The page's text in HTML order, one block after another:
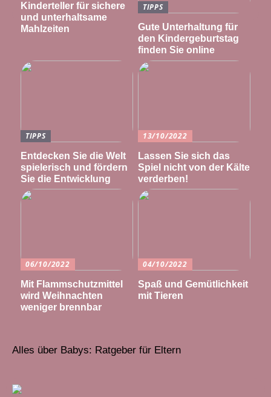
Kinderteller für sichere
und unterhaltsame
Mahlzeiten
TIPPS
Gute Unterhaltung für
den Kindergeburtstag
finden Sie online
TIPPS
Entdecken Sie die Welt
spielerisch und fördern
Sie die Entwicklung
13/10/2022
Lassen Sie sich das
Spiel nicht von der Kälte
verderben!
06/10/2022
Mit Flammschutzmittel
wird Weihnachten
weniger brennbar
04/10/2022
Spaß und Gemütlichkeit
mit Tieren
Alles über Babys: Ratgeber für Eltern